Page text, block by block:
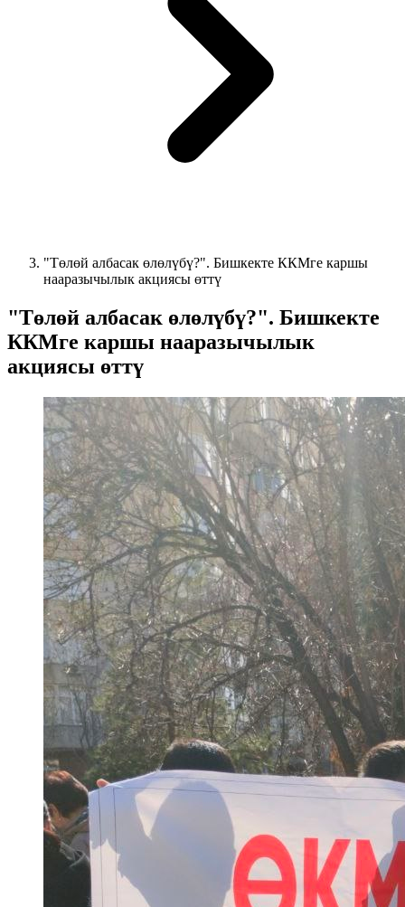
"Төлөй албасак өлөлүбү?". Бишкекте ККМге каршы
нааразычылык акциясы өттү
"Төлөй албасак өлөлүбү?". Бишкекте
ККМге каршы нааразычылык
акциясы өттү